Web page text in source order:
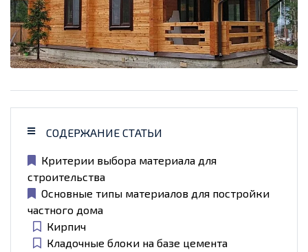
СОДЕРЖАНИЕ СТАТЬИ
Критерии выбора материала для
строительства
Основные типы материалов для постройки
частного дома
Кирпич
Кладочные блоки на базе цемента